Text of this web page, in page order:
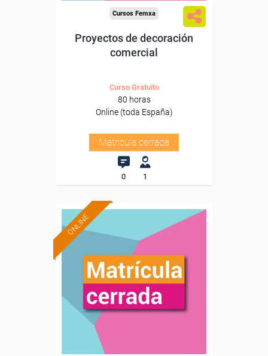
Cursos Femxa
Proyectos de decoración
comercial
Curso Gratuito
80 horas
Online (toda España)
Matrícula cerrada
0 1
ONLINE